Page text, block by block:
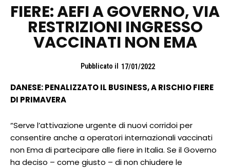
FIERE: AEFI A GOVERNO, VIA
RESTRIZIONI INGRESSO
VACCINATI NON EMA
Pubblicato il 17/01/2022
DANESE: PENALIZZATO IL BUSINESS, A RISCHIO FIERE
DI PRIMAVERA
“Serve l’attivazione urgente di nuovi corridoi per
consentire anche a operatori internazionali vaccinati
non Ema di partecipare alle fiere in Italia. Se il Governo
ha deciso – come giusto – di non chiudere le